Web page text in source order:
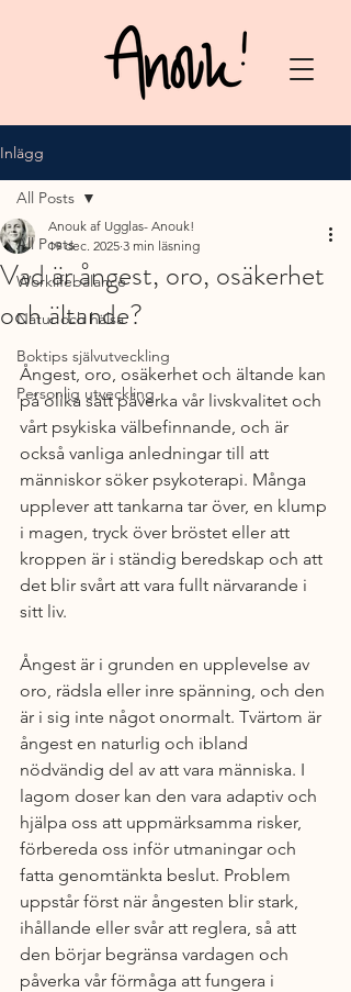
Inlägg
All Posts
Worklifebalance
Natur och hälsa
Boktips självutveckling
Personlig utveckling
All Posts
Vad är ångest, oro, osäkerhet
och ältande?
Anouk af Ugglas- Anouk!
19 dec. 2025 3 min läsning
Ångest, oro, osäkerhet och ältande kan
på olika sätt påverka vår livskvalitet och
vårt psykiska välbefinnande, och är
också vanliga anledningar till att
människor söker psykoterapi. Många
upplever att tankarna tar över, en klump
i magen, tryck över bröstet eller att
kroppen är i ständig beredskap och att
det blir svårt att vara fullt närvarande i
sitt liv.
Ångest är i grunden en upplevelse av
oro, rädsla eller inre spänning, och den
är i sig inte något onormalt. Tvärtom är
ångest en naturlig och ibland
nödvändig del av att vara människa. I
lagom doser kan den vara adaptiv och
hjälpa oss att uppmärksamma risker,
förbereda oss inför utmaningar och
fatta genomtänkta beslut. Problem
uppstår först när ångesten blir stark,
ihållande eller svår att reglera, så att
den börjar begränsa vardagen och
påverka vår förmåga att fungera i